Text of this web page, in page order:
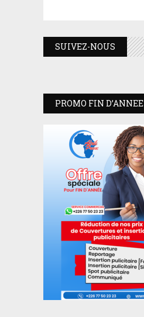
SUIVEZ-NOUS
PROMO FIN D’ANNEE